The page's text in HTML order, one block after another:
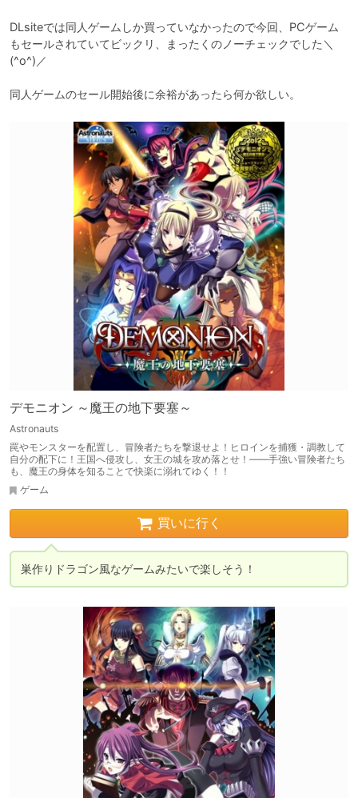
DLsiteでは同人ゲームしか買っていなかったので今回、PCゲーム
もセールされていてビックリ、まったくのノーチェックでした＼
(^o^)／
同人ゲームのセール開始後に余裕があったら何か欲しい。
デモニオン ～魔王の地下要塞～
Astronauts
罠やモンスターを配置し、冒険者たちを撃退せよ！ヒロインを捕獲・調教して
自分の配下に！王国へ侵攻し、女王の城を攻め落とせ！——手強い冒険者たち
も、魔王の身体を知ることで快楽に溺れてゆく！！
ゲーム
買いに行く
巣作りドラゴン風なゲームみたいで楽しそう！